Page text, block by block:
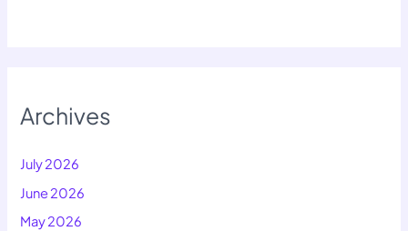
Archives
July 2026
June 2026
May 2026